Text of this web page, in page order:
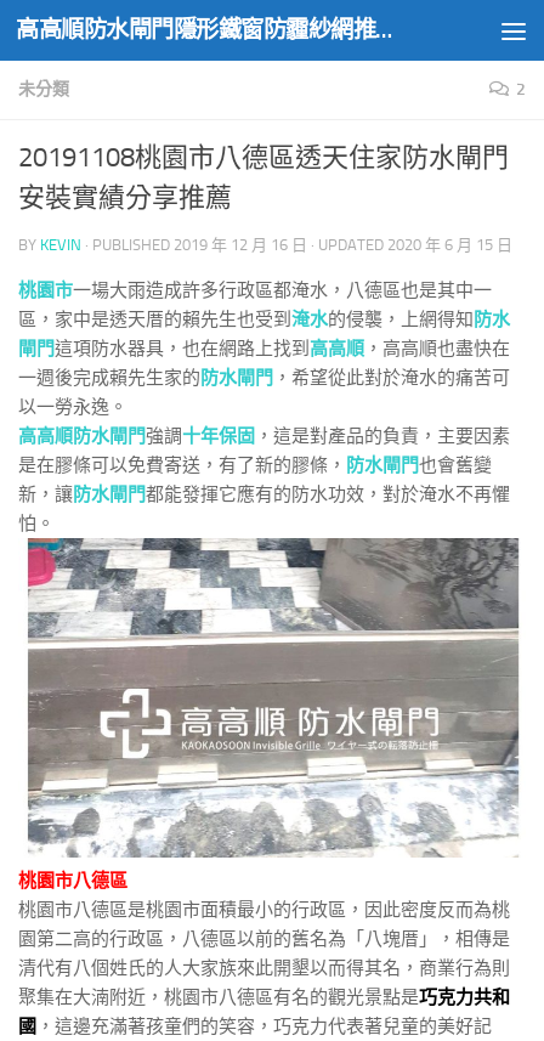
Skip to content 高高順防水閘門隱形鐵窗防霾紗網推薦實績
未分類 2
20191108桃園市八德區透天住家防水閘門
安裝實績分享推薦
BY KEVIN · PUBLISHED 2019 年 12 月 16 日 · UPDATED 2020 年 6 月 15 日
桃園市一場大雨造成許多行政區都淹水，八德區也是其中一
區，家中是透天厝的賴先生也受到 淹水的侵襲，上網得知 防水
閘門這項防水器具，也在網路上找到 高高順 ，高高順也盡快在
一週後完成賴先生家的 防水閘門 ，希望從此對於淹水的痛苦可
以一勞永逸。
高高順防水閘門強調十年保固 ，這是對產品的負責，主要因素
是在膠條可以免費寄送，有了新的膠條， 防水閘門也會舊變
新，讓防水閘門都能發揮它應有的防水功效，對於淹水不再懼
怕。
桃園市八德區
桃園市八德區是桃園市面積最小的行政區，因此密度反而為桃
園第二高的行政區，八德區以前的舊名為「八塊厝」，相傳是
清代有八個姓氏的人大家族來此開墾以而得其名，商業行為則
聚集在大湳附近，桃園市八德區有名的觀光景點是巧克力共和
國 ，這邊充滿著孩童們的笑容，巧克力代表著兒童的美好記